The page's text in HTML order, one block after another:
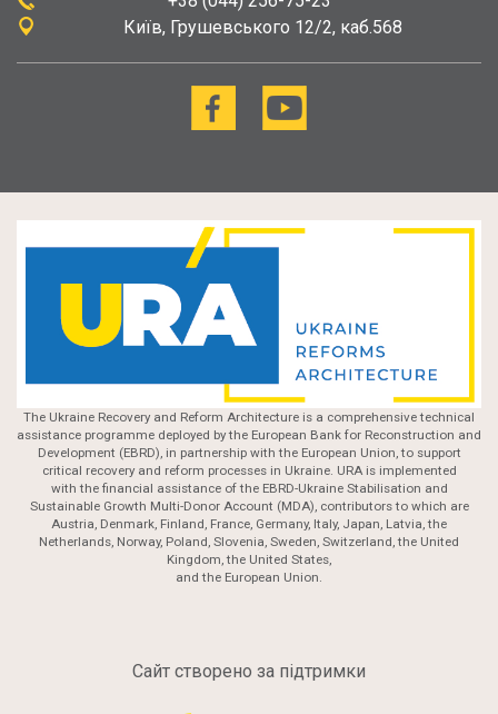
Київ Грушевського 12/2, каб.568
The Ukraine Recovery and Reform Architecture is a comprehensive technical
assistance programme deployed by the European Bank for Reconstruction and
Development (EBRD), in partnership with the European Union, to support
critical recovery and reform processes in Ukraine. URA is implemented
with the financial assistance of the EBRD-Ukraine Stabilisation and
Sustainable Growth Multi-Donor Account (MDA), contributors to which are
Austria, Denmark, Finland, France, Germany, Italy, Japan, Latvia, the
Netherlands, Norway, Poland, Slovenia, Sweden, Switzerland, the United
Kingdom, the United States,
and the European Union.
Сайт створено за підтримки